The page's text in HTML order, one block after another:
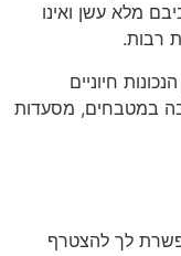
מלא עשן ואינו
רבות.
חיוניים
במטבחים, מסעדות
לך להצטרף